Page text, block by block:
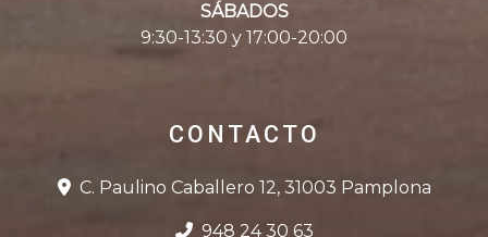
SÁBADOS
9:30-13:30 y 17:00-20:00
CONTACTO
C. Paulino Caballero 12, 31003 Pamplona
948 24 30 63